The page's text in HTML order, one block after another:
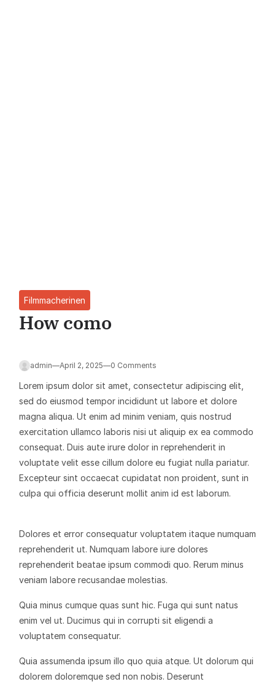
Filmmacherinen
How como
admin—April 2, 2025—0 Comments
Lorem ipsum dolor sit amet, consectetur adipiscing elit,
sed do eiusmod tempor incididunt ut labore et dolore
magna aliqua. Ut enim ad minim veniam, quis nostrud
exercitation ullamco laboris nisi ut aliquip ex ea commodo
consequat. Duis aute irure dolor in reprehenderit in
voluptate velit esse cillum dolore eu fugiat nulla pariatur.
Excepteur sint occaecat cupidatat non proident, sunt in
culpa qui officia deserunt mollit anim id est laborum.
Dolores et error consequatur voluptatem itaque numquam
reprehenderit ut. Numquam labore iure dolores
reprehenderit beatae ipsum commodi quo. Rerum minus
veniam labore recusandae molestias.
Quia minus cumque quas sunt hic. Fuga qui sunt natus
enim vel ut. Ducimus qui in corrupti sit eligendi a
voluptatem consequatur.
Quia assumenda ipsum illo quo quia atque. Ut dolorum qui
dolorem doloremque sed non nobis. Deserunt